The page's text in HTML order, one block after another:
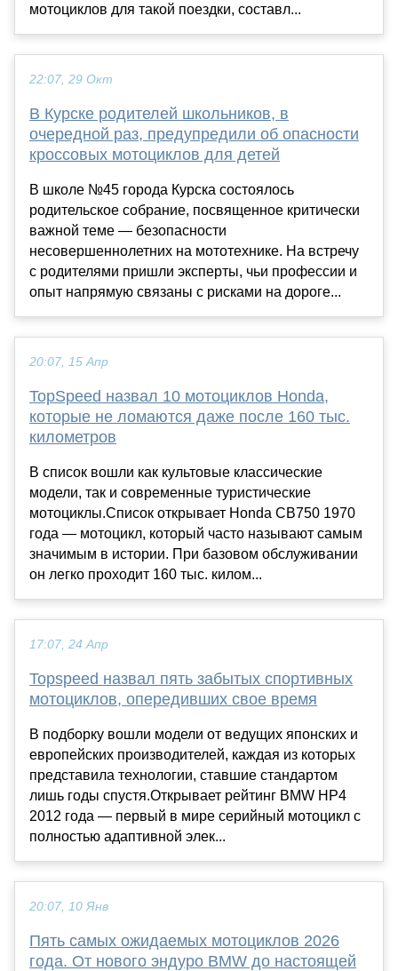
мотоциклов для такой поездки, составл...
22:07, 29 Окт
В Курске родителей школьников, в
очередной раз, предупредили об опасности
кроссовых мотоциклов для детей
В школе №45 города Курска состоялось
родительское собрание, посвященное критически
важной теме — безопасности
несовершеннолетних на мототехнике. На встречу
с родителями пришли эксперты, чьи профессии и
опыт напрямую связаны с рисками на дороге...
20:07, 15 Апр
TopSpeed назвал 10 мотоциклов Honda,
которые не ломаются даже после 160 тыс.
километров
В список вошли как культовые классические
модели, так и современные туристические
мотоциклы.Список открывает Honda CB750 1970
года — мотоцикл, который часто называют самым
значимым в истории. При базовом обслуживании
он легко проходит 160 тыс. килом...
17:07, 24 Апр
Topspeed назвал пять забытых спортивных
мотоциклов, опередивших свое время
В подборку вошли модели от ведущих японских и
европейских производителей, каждая из которых
представила технологии, ставшие стандартом
лишь годы спустя.Открывает рейтинг BMW HP4
2012 года — первый в мире серийный мотоцикл с
полностью адаптивной элек...
20:07, 10 Янв
Пять самых ожидаемых мотоциклов 2026
года. От нового эндуро BMW до настоящей